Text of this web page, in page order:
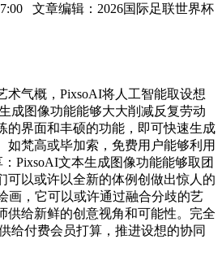
文章编辑：2026国际足联世界杯
气概，PixsoAI将人工智能取设想
成图像功能能够大大削减反复劳动
的界面和丰硕的功能，即可快速生成
如梵高或毕加索，免费用户能够利用
PixsoAI文本生成图像功能能够取团
可以或许以全新的体例创做出惊人的
画，它可以或许通过融合分歧的艺
供给新鲜的创意视角和可能性。完全
给付费会员打算，推进设想的协同